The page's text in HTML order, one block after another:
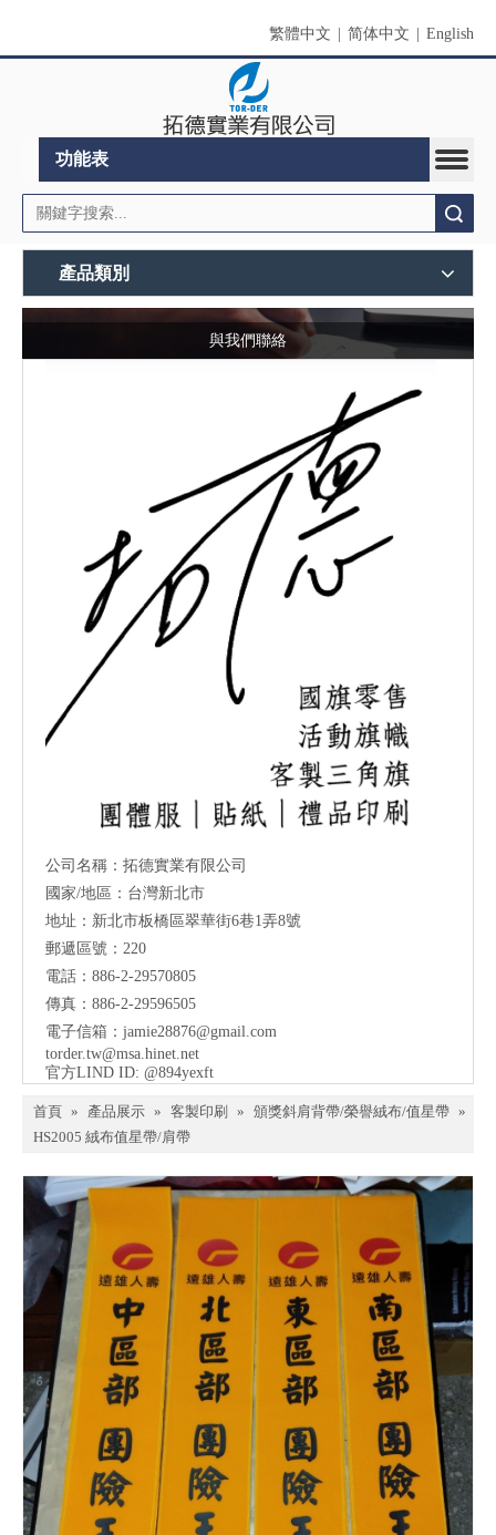
繁體中文 简体中文 English
功能表
產品類別
與我們聯絡
公司名稱：拓德實業有限公司
國家/地區：台灣新北市
地址：新北市板橋區翠華街6巷1弄8號
郵遞區號：220
電話：886-2-29570805
傳真：886-2-29596505
電子信箱： jamie28876@gmail.com
torder.tw@msa.hinet.net
官方LIND ID: @894yexft
首頁 » 產品展示 » 客製印刷 » 頒獎斜肩背帶/榮譽絨布/值星帶 »
HS2005 絨布值星帶/肩帶